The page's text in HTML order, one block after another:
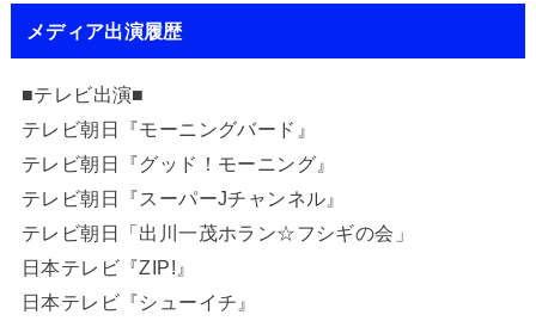
メディア出演履歴
■テレビ出演■
テレビ朝日『モーニングバード』
テレビ朝日『グッド！モーニング』
テレビ朝日『スーパーJチャンネル』
テレビ朝日「出川一茂ホラン☆フシギの会」
日本テレビ『ZIP!』
日本テレビ『シューイチ』